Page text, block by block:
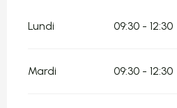
Lundi 09:30 - 12:30
Mardi 09:30 - 12:30